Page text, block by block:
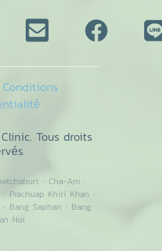
Tous droits
· Cha-Am ·
Prachuap Khiri Khan ·
· Bang Saphan · Bang
Noi